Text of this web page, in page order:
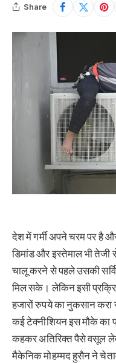
Share
देश में गर्मी अपने चरम पर है
डिमांड और इस्तेमाल भी तेजी
चालू करने से पहले उसकी
मिल सके। लेकिन इसी
हजारों रुपये का नुकसान
कई टेक्नीशियन इस मौके का
कहकर अतिरिक्त पैसे वसूल
मैकेनिक मोहम्मद हुसैन ने